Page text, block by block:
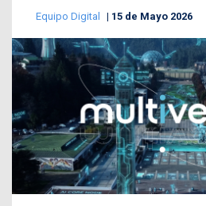
Equipo Digital 15 de Mayo 2026